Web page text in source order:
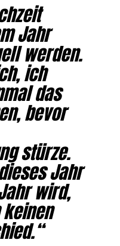
Jahr
werden.
ich
das
bevor
stürze.
Jahr
wird,